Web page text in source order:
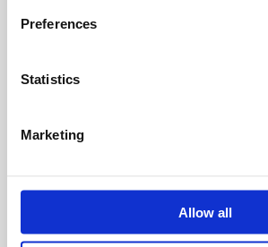
Preferences
Statistics
Marketing
Allow all
AGISCI in modo strategico e
inutilmente tempo in progetti di
VOGLIO LA CONSULENZA GRATUITA